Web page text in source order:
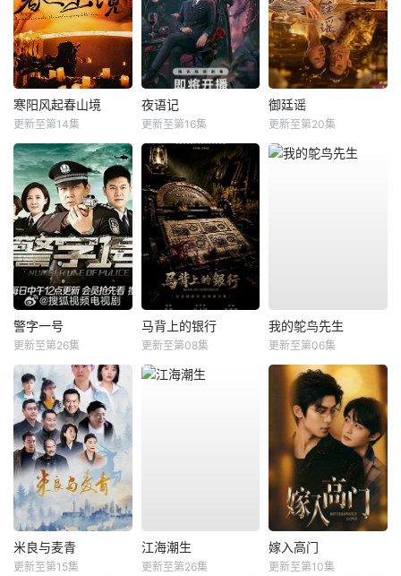
寒阳风起春山境
更新至第14集
夜语记
更新至第16集
御廷谣
更新至第20集
警字一号
更新至第26集
马背上的银行
更新至第08集
我的鸵鸟先生
更新至第06集
米良与麦青
更新至第15集
江海潮生
更新至第26集
嫁入高门
更新至第10集